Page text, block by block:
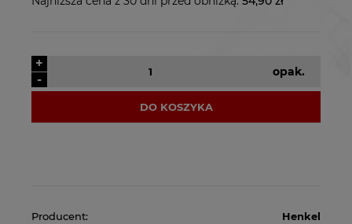
-
+
opak.
DO KOSZYKA
Producent: Henkel